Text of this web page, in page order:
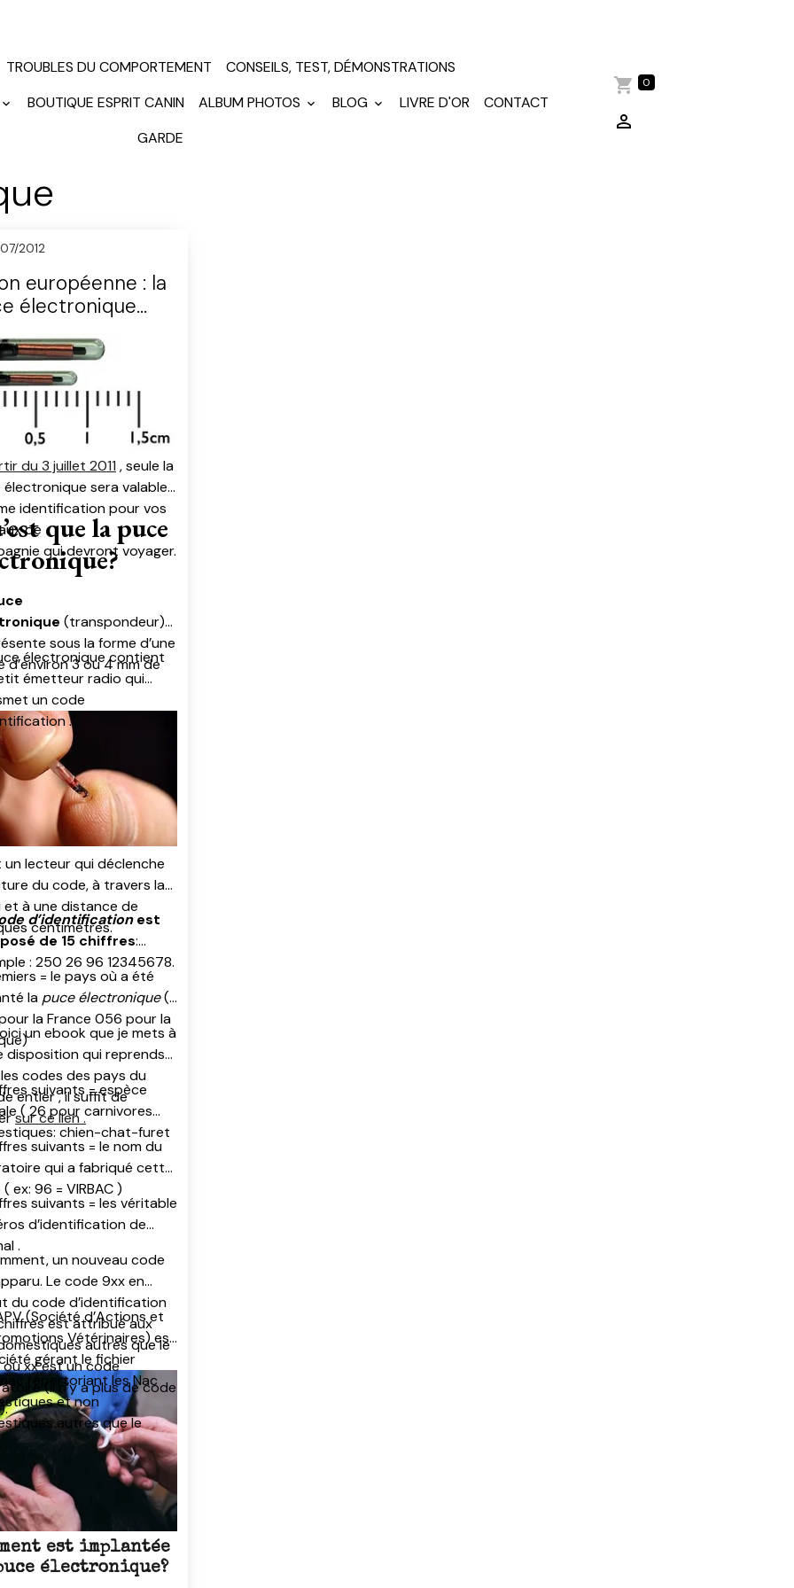
TROUBLES DU COMPORTEMENT
CONSEILS, TEST, DÉMONSTRATIONS
BOUTIQUE ESPRIT CANIN ALBUM PHOTOS BLOG LIVRE D'OR
CONTACT
GARDE
0
2012
européenne : la
électronique
et les chiens
le 3 juillet 2011
du 3 juillet 2011 , seule la
électronique sera valable
identification pour vos
de
qui devront voyager.
que la puce
(transpondeur)
sous la forme d’une
d’environ 3 ou 4 mm de
électronique contient
émetteur radio qui
un code
.
un lecteur qui déclenche
du code, à travers la
et à une distance de
centimètres.
d’identificationest
de 15 chiffres:
: 250 26 96 12345678.
= le pays où a été
la puce électronique(
la France 056 pour la
un ebook que je mets à
disposition qui reprends
codes des pays du
entier , il suffit de
sur ce lien .
suivants = espèce
( 26 pour carnivores
chien-chat-furet
suivants = le nom du
qui a fabriqué cette
ex: 96 = VIRBAC )
suivants = les véritable
d’identification de
.
un nouveau code
Le code 9xx en
du code d’identification
est attribué aux
autres que le
xx est un code
(il n’y a plus de code
(Société d’Actions et
Vétérinaires) est
gérant le fichier
répertoriant les Nac
et non
autres que le
est implantée
électronique?